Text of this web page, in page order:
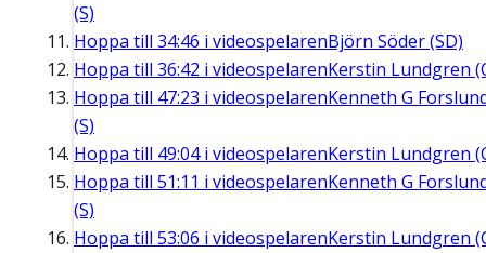
(S)
Hoppa till 34:46 i videospelarenBjörn Söder (SD)
Hoppa till 36:42 i videospelarenKerstin Lundgren
Hoppa till 47:23 i videospelarenKenneth G
(S)
Hoppa till 49:04i videospelarenKerstin Lundgren
Hoppa till 51:11 i videospelarenKenneth G
(S)
Hoppa till 53:06 i videospelarenKerstin Lundgren